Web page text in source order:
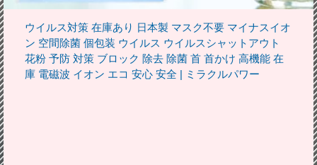
ウイルス対策 在庫あり 日本製 マスク不要 マイナスイオ
ン 空間除菌 個包装 ウイルス ウイルスシャットアウト
花粉 予防 対策 ブロック 除去 除菌 首 首かけ 高機能 在
庫 電磁波 イオン エコ 安心 安全 | ミラクルパワー